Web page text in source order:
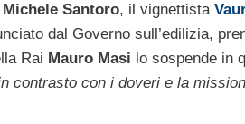
Michele Santoro, il vignettista
dal Governo sull’edilizia,
Rai Mauro Masi lo sospende in
contrasto con i doveri e la